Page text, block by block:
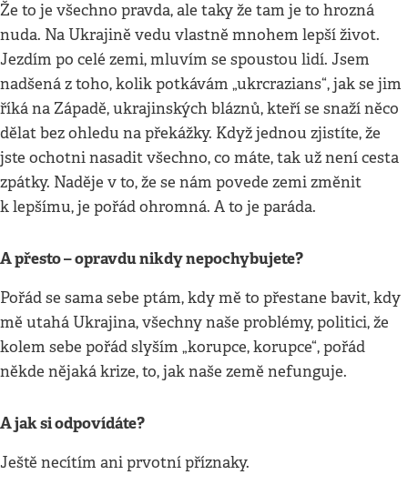
Že to je všechno pravda, ale taky že tam je to hrozná
nuda. Na Ukrajině vedu vlastně mnohem lepší život.
Jezdím po celé zemi, mluvím se spoustou lidí. Jsem
nadšená z toho, kolik potkávám „ukrcrazians“, jak se jim
říká na Západě, ukrajinských bláznů, kteří se snaží něco
dělat bez ohledu na překážky. Když jednou zjistíte, že
jste ochotni nasadit všechno, co máte, tak už není cesta
zpátky. Naděje v to, že se nám povede zemi změnit
k lepšímu, je pořád ohromná. A to je paráda.
A přesto – opravdu nikdy nepochybujete?
Pořád se sama sebe ptám, kdy mě to přestane bavit, kdy
mě utahá Ukrajina, všechny naše problémy, politici, že
kolem sebe pořád slyším „korupce, korupce“, pořád
někde nějaká krize, to, jak naše země nefunguje.
A jak si odpovídáte?
Ještě necítím ani prvotní příznaky.